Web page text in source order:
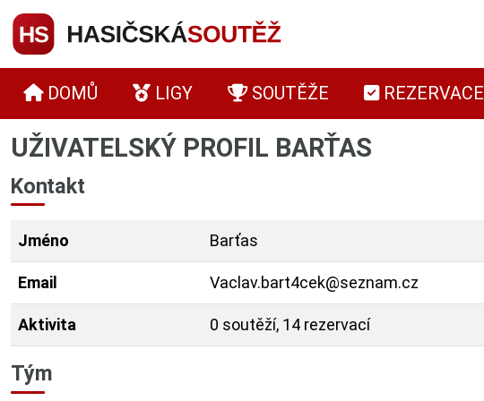
DOMŮ LIGY SOUTĚŽE REZERVACE
UŽIVATELSKÝ PROFIL BARŤAS
Kontakt
Jméno Barťas
Email Vaclav.bart4cek@seznam.cz
Aktivita 0 soutěží, 14 rezervací
Tým